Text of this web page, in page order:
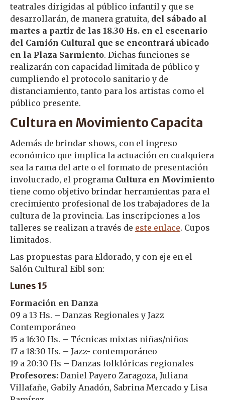
teatrales dirigidas al público infantil y que se
desarrollarán, de manera gratuita, del sábado al
martes a partir de las 18.30 Hs. en el escenario
del Camión Cultural que se encontrará ubicado
en la Plaza Sarmiento. Dichas funciones se
realizarán con capacidad limitada de público y
cumpliendo el protocolo sanitario y de
distanciamiento, tanto para los artistas como el
público presente.
Cultura en Movimiento Capacita
Además de brindar shows, con el ingreso
económico que implica la actuación en cualquiera
sea la rama del arte o el formato de presentación
involucrado, el programa Cultura en Movimiento
tiene como objetivo brindar herramientas para el
crecimiento profesional de los trabajadores de la
cultura de la provincia. Las inscripciones a los
talleres se realizan a través de este enlace. Cupos
limitados.
Las propuestas para Eldorado, y con eje en el
Salón Cultural Eibl son:
Lunes 15
Formación en Danza
09 a 13 Hs. – Danzas Regionales y Jazz
Contemporáneo
15 a 16:30 Hs. – Técnicas mixtas niñas/niños
17 a 18:30 Hs. – Jazz- contemporáneo
19 a 20:30 Hs – Danzas folklóricas regionales
Profesores: Daniel Payero Zaragoza, Juliana
Villafañe, Gabily Anadón, Sabrina Mercado y Lisa